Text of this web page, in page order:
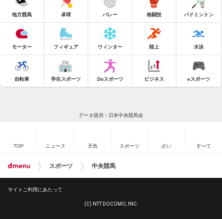
地方競馬 卓球 バレー 格闘技 バドミントン
モーター フィギュア ウィンター 陸上 水泳
自転車 学生スポーツ Doスポーツ ビジネス eスポーツ
データ提供：日本中央競馬会
TOP ニュース 天気 スポーツ 占い すべて
スポーツ 中央競馬
サイトご利用にあたって
(C) NTT DOCOMO, INC.